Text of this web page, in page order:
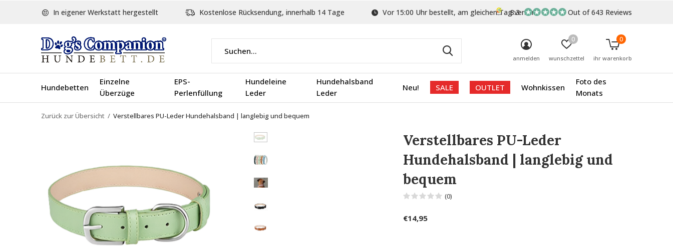
Hundebetten
Einzelne
Überzüge
EPS-
Perlenfüllung
Hundeleine
Leder
Hundehalsband
Leder
Neu! SALE OUTLET Wohnkissen
Foto des
Monats
anmelden wunschzettel
0
ihr warenkorb
0
In eigener Werkstatt hergestellt Kostenlose Rücksendung, innerhalb 14 Tage Vor 15:00 Uhr bestellt, am gleichen Tag versand
8.3 Out of 643 Reviews
Zurück zur Übersicht Verstellbares PU-Leder Hundehalsband | langlebig und bequem
Verstellbares PU-Leder
Hundehalsband | langlebig und
bequem
(0)
€14,95